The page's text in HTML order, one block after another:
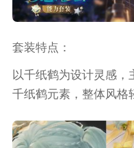
套装特点：
以千纸鹤为设计灵感，
千纸鹤元素，整体风格